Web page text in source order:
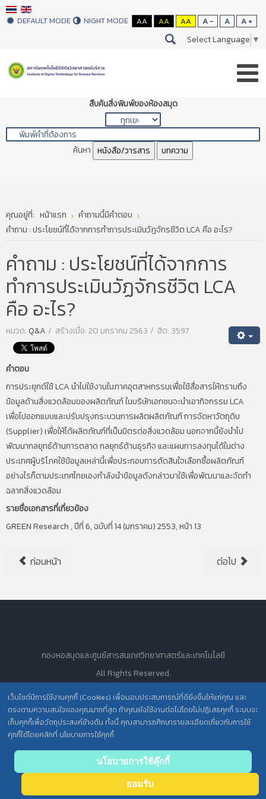
DEFAULT MODE NIGHT MODE AA AA AA A - A A +
Select Language ▼
สืบค้นสิ่งพิมพ์ของห้องสมุด
ค้นหา หนังสือ/วารสาร บทความ
คุณอยู่ที่: หน้าแรก
คำถามนี้มีคำตอบ
คำถาม : ประโยชน์ที่ได้จากการทำการประเมินวัฏจักรชีวิต LCA คือ อะไร?
คำถาม : ประโยชน์ที่ได้จากการ
ทำการประเมินวัฏจักรชีวิต LCA
คือ อะไร?
หมวด:Q&A สร้างเมื่อ: 20 มกราคม 2563 ฮิต: 3597
คำตอบ
การประยุกต์ใช้ LCA นำไปใช้งานในภาคอุตสาหกรรมเพื่อใช้สื่อสารให้ทราบถึง
ข้อมูลด้านสิ่งแวดล้อมของผลิตภัณฑ์ ในบริษัทเอกชนจะนำเอากิจกรรม LCA
เพื่อไปออกแบบและปรับปรุงกระบวนการผลิตผลิตภัณฑ์ การจัดหาวัตถุดิบ
(Supplier) เพื่อให้ได้ผลิตภัณฑ์ที่เป็นมิตรต่อสิ่งแวดล้อม นอกจากนี้ยังนำไป
พัฒนากลยุทธ์ด้านการตลาด กลยุทธ์ด้านธุรกิจ และแผนการลงทุนได้ในต่าง
ประเทศผู้บริโภคใช้ข้อมูลเหล่านี้เพื่อประกอบการตัดสินใจเลือกซื้อผลิตภัณฑ์
อย่างไรก็ตามประเทศไทยเองกำลังนำข้อมูลดังกล่าวมาใช้เพื่อพัฒนาและจัดทำ
ฉลากสิ่งแวดล้อม
รายชื่อเอกสารที่เกี่ยวข้อง
GREEN Research , ปีที่ 6, ฉบับที่ 14 (มกราคม) 2553, หน้า 13
ก่อนหน้า ต่อไป
เว็บไซต์มีการใช้งานคุกกี้ (Cookies) เพื่อมอบประสบการณ์ที่ดียิ่งขึ้นให้แก่คุณ และ
ตรงตามความสนใจของคุณมากที่สุด ถ้าคุณยังใช้งานต่อไปโดยไม่ปฏิเสธคุกกี้ ระบบจะ
เก็บคุกกี้เพื่อวัตถุประสงค์ข้างต้น ทั้งนี้ คุณสามารถศึกษารายละเอียดเกี่ยวกับการใช้
คุกกี้ได้โดยคลิกที่ นโยบายการใช้คุกกี้
นโยบายการใช้คุ๊กกี้
ยอมรับ
กองหอสมุดและศูนย์สารสนเทศวิทยาศาสตร์และเทคโนโลยี
All Rights Reserved.
นโยบายการคุ้มครองข้อมูลส่วนบุคคล วศ. /
ประกาศความเป็นส่วนตัว (Privacy Notice) สำหรับการบริการสารสนเทศ
to top